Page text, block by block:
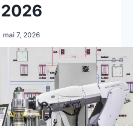
2026
mai 7, 2026